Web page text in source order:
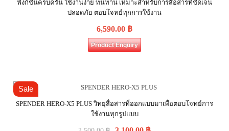
ฟังก์ชั่นครบครัน ใช้งานง่าย ทนทาน เหมาะสำหรับการสื่อสารที่ชัดเจน
ปลอดภัย ตอบโจทย์ทุกการใช้งาน
6,590.00 ฿
Product Enquiry
Sale
SPENDER HERO-X5 PLUS วิทยุสื่อสารที่ออกแบบมาเพื่อตอบโจทย์การ
ใช้งานทุกรูปแบบ